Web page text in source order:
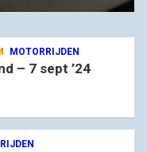
MOTORRIJDEN
– 7 sept ’24